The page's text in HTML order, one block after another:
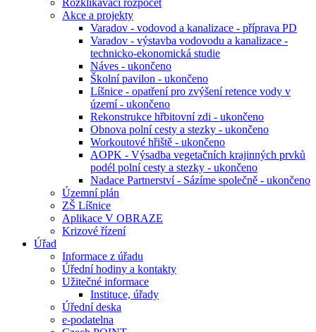
Rozklikávací rozpočet
Akce a projekty
Varadov - vodovod a kanalizace - příprava PD
Varadov - výstavba vodovodu a kanalizace -
technicko-ekonomická studie
Náves - ukončeno
Školní pavilon - ukončeno
Líšnice - opatření pro zvýšení retence vody v
území - ukončeno
Rekonstrukce hřbitovní zdi - ukončeno
Obnova polní cesty a stezky - ukončeno
Workoutové hřiště - ukončeno
AOPK - Výsadba vegetačních krajinných prvků
podél polní cesty a stezky - ukončeno
Nadace Partnerství - Sázíme společně - ukončeno
Územní plán
ZŠ Líšnice
Aplikace V OBRAZE
Krizové řízení
Úřad
Informace z úřadu
Úřední hodiny a kontakty
Užitečné informace
Instituce, úřady
Úřední deska
e-podatelna